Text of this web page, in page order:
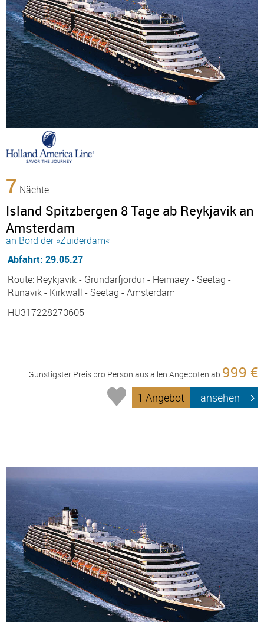
7 Nächte
Island Spitzbergen 8 Tage ab Reykjavik an
Amsterdam
an Bord der »Zuiderdam«
Abfahrt: 29.05.27
Route: Reykjavik - Grundarfjördur - Heimaey - Seetag -
Runavik - Kirkwall - Seetag - Amsterdam
HU317228270605
Günstigster Preis pro Person aus allen Angeboten ab 999 €
1 Angebot ansehen